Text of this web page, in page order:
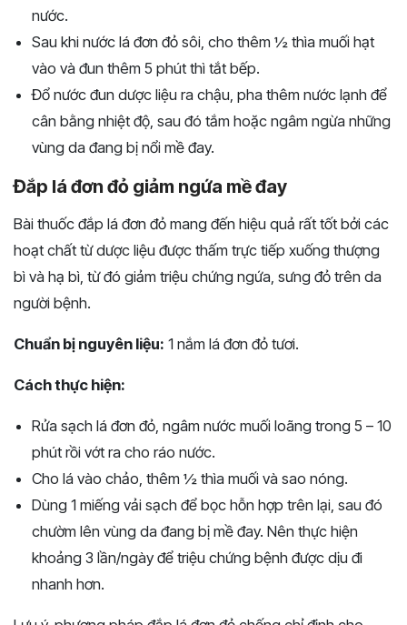
nước.
Sau khi nước lá đơn đỏ sôi, cho thêm ½ thìa muối hạt
vào và đun thêm 5 phút thì tắt bếp.
Đổ nước đun dược liệu ra chậu, pha thêm nước lạnh để
cân bằng nhiệt độ, sau đó tắm hoặc ngâm ngừa những
vùng da đang bị nổi mề đay.
Đắp lá đơn đỏ giảm ngứa mề đay
Bài thuốc đắp lá đơn đỏ mang đến hiệu quả rất tốt bởi các
hoạt chất từ dược liệu được thấm trực tiếp xuống thượng
bì và hạ bì, từ đó giảm triệu chứng ngứa, sưng đỏ trên da
người bệnh.
Chuẩn bị nguyên liệu: 1 nắm lá đơn đỏ tươi.
Cách thực hiện:
Rửa sạch lá đơn đỏ, ngâm nước muối loãng trong 5 – 10
phút rồi vớt ra cho ráo nước.
Cho lá vào chảo, thêm ½ thìa muối và sao nóng.
Dùng 1 miếng vải sạch để bọc hỗn hợp trên lại, sau đó
chườm lên vùng da đang bị mề đay. Nên thực hiện
khoảng 3 lần/ngày để triệu chứng bệnh được dịu đi
nhanh hơn.